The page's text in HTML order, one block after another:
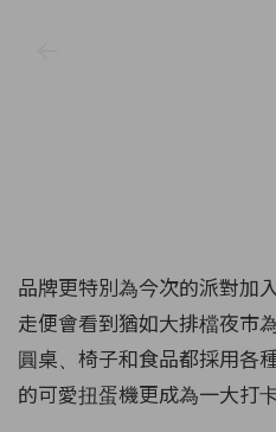
品牌更特別為今次的派對加
走便會看到猶如大排檔夜市
圓桌、椅子和食品都採用各
的可愛扭蛋機更成為一大打卡